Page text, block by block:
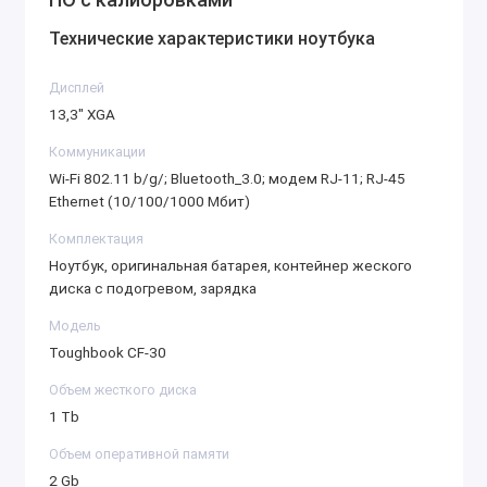
оборудованием и программами.
Удобство работы: Экран с антибликовым
солнечном свете.
Сенсорный экран с поворотным механизмом
позволяет работать с диаграммами и
результатами диагностики удобным способом.
Мобильность и подключение: Поддержка
подключения и обновления программного
обеспечения.
Автономность: Возможность работы в
Технические характеристики ноутбука
Дисплей
13,3″ XGA
Коммуникации
Wi-Fi 802.11 b/g/; Bluetooth_3.0; модем RJ-11; RJ-45
Ethernet (10/100/1000 Мбит)
Комплектация
Ноутбук, оригинальная батарея, контейнер жеского
диска с подогревом, зарядка
Модель
Toughbook CF-30
Объем жесткого диска
1 Tb
Объем оперативной памяти
2 Gb